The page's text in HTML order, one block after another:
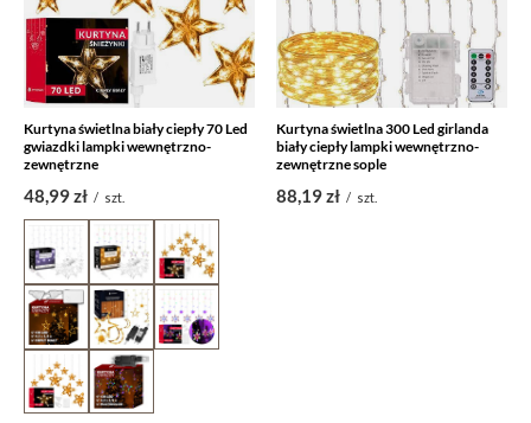
Kurtyna świetlna biały ciepły 70 Led
gwiazdki lampki wewnętrzno-
zewnętrzne
48,99 zł / szt.
Kurtyna świetlna 300 Led girlanda
biały ciepły lampki wewnętrzno-
zewnętrzne sople
88,19 zł / szt.